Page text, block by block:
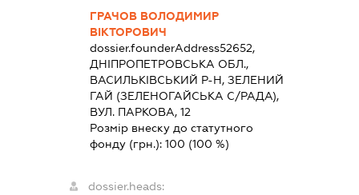
ГРАЧОВ ВОЛОДИМИР
ВІКТОРОВИЧ
dossier.founderAddress52652,
ДНІПРОПЕТРОВСЬКА ОБЛ.,
ВАСИЛЬКІВСЬКИЙ Р-Н, ЗЕЛЕНИЙ
ГАЙ (ЗЕЛЕНОГАЙСЬКА С/РАДА),
ВУЛ. ПАРКОВА, 12
Розмір внеску до статутного
фонду (грн.):100 (100 %)
dossier.heads: